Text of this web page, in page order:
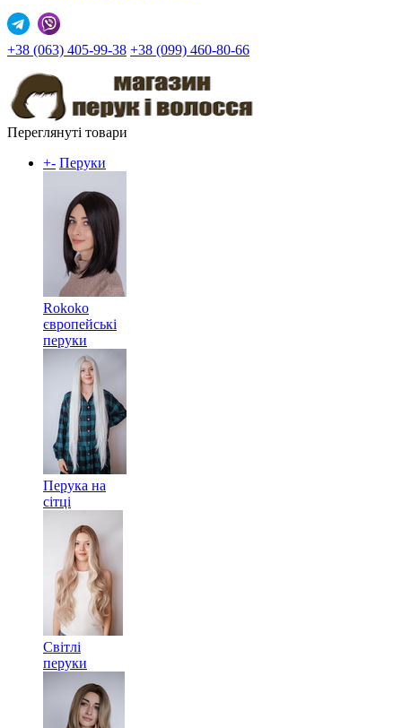
+38 (063) 405-99-38 +38 (099) 460-80-66
Переглянуті товари
+- Перуки
Rokoko
європейські
перуки
Перука на
сітці
Світлі
перуки